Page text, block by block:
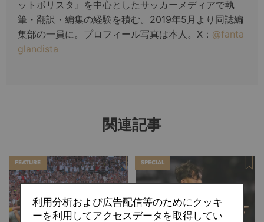
ットボリスタ』を中心としたサッカーメディアで執
筆・翻訳・編集の経験を積む。2019年5月より同誌編
集部の一員に。プロフィール写真は本人。X： @fanta
glandista
関連記事
FEATURE SPECIAL
利用分析および広告配信等のためにクッキ
ーを利用してアクセスデータを取得してい